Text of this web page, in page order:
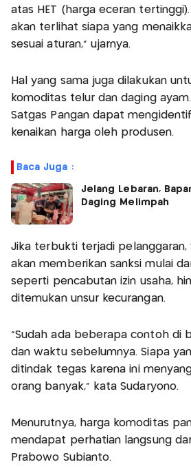
atas HET (harga eceran
akan terlihat siapa yang
sesuai aturan,” ujarnya.
Hal yang sama juga dilakukan
komoditas telur dan daging
Satgas Pangan dapat
kenaikan harga oleh produsen.
Baca Juga :
Jelang Lebaran,
Daging Melimpah
Jika terbukti terjadi pelanggaran,
akan memberikan sanksi mulai
seperti pencabutan izin usaha,
ditemukan unsur kecurangan.
“Sudah ada beberapa contoh di
dan waktu sebelumnya. Siapa
ditindak tegas karena ini
orang banyak,” kata Sudaryono.
Menurutnya, harga komoditas
mendapat perhatian langsung
Prabowo Subianto.